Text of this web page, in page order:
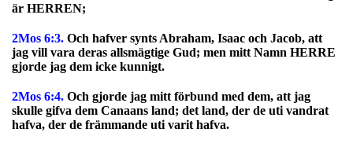
är HERREN;
2Mos 6:3. Och hafver synts Abraham, Isaac och Jacob, att
jag vill vara deras allsmägtige Gud; men mitt Namn HERRE
gjorde jag dem icke kunnigt.
2Mos 6:4. Och gjorde jag mitt förbund med dem, att jag
skulle gifva dem Canaans land; det land, der de uti vandrat
hafva, der de främmande uti varit hafva.